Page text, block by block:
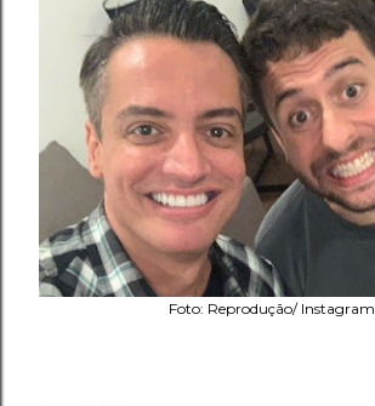
Foto: Reprodução/ Instagram